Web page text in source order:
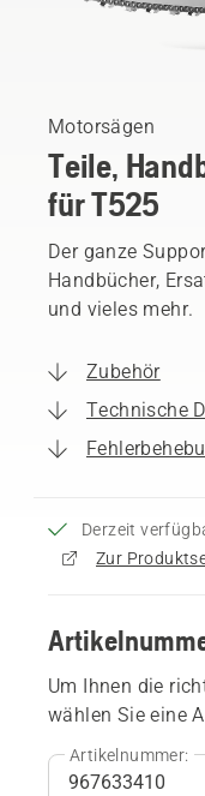
Motorsägen
Teile,
für T525
Der ganze
Handbücher,
und vieles mehr.
Zubehör
Technische
Derzeit
Zur
Um Ihnen die
wählen Sie eine
Artikelnummer: